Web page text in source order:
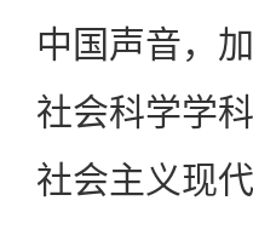
中国声音，
社会科学学
社会主义现